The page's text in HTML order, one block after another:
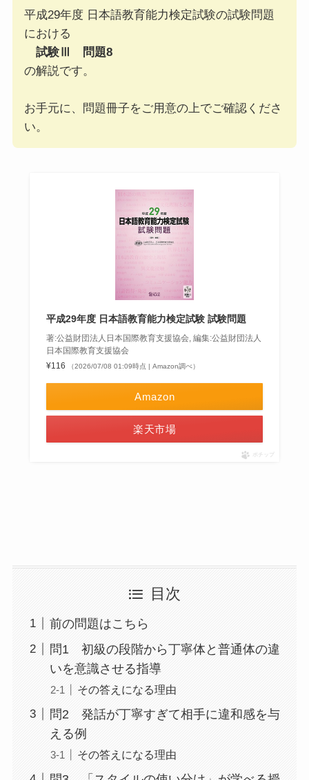
平成29年度 日本語教育能力検定試験の試験問題
における
試験Ⅲ 問題8
の解説です。
お手元に、問題冊子をご用意の上でご確認くださ
い。
平成29年度 日本語教育能力検定試験 試験問題
著:公益財団法人日本国際教育支援協会, 編集:公益財団法人
日本国際教育支援協会
¥116
（2026/07/08 01:09時点 | Amazon調べ）
Amazon
楽天市場
ポチップ
目次
前の問題はこちら
問1 初級の段階から丁寧体と普通体の違
いを意識させる指導
その答えになる理由
問2 発話が丁寧すぎて相手に違和感を与
える例
その答えになる理由